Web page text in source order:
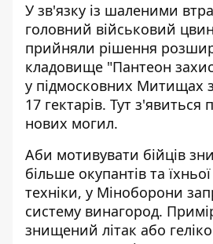
У зв'язку із шаленими
головний військовий
прийняли рішення
кладовище "Пантеон
у підмосковних Митищах
17 гектарів. Тут з'явиться
нових могил.
Аби мотивувати бійців
більше окупантів та
техніки, у Міноборони
систему винагород.
знищений літак або